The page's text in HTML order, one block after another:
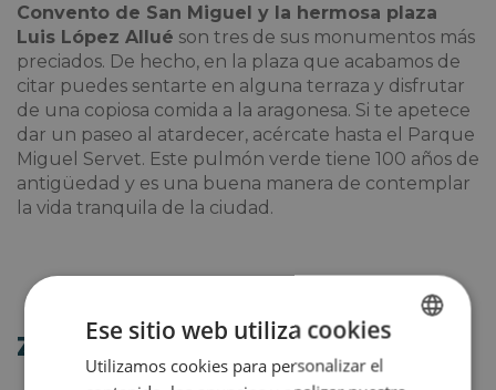
Convento de San Miguel y la hermosa plaza
Luis López Allué son tres de sus monumentos más
preciados. De hecho, en la plaza que acabamos de
citar puedes sentarte en alguna terraza y disfrutar
de una copiosa comida a la aragonesa. Si te apetece
dar un paseo al atardecer, acércate hasta el Parque
Miguel Servet. Este pulmón verde tiene 100 años de
antigüedad y es una buena manera de contemplar
la vida tranquila de la ciudad.
Zaragoza SPANISH
Ese sitio web utiliza cookies
Utilizamos cookies para personalizar el